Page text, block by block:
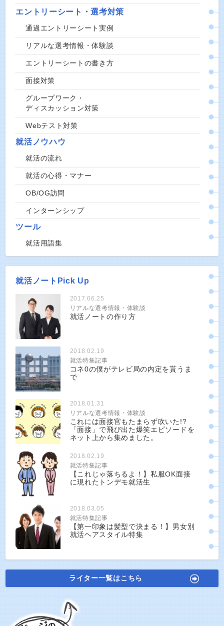
エントリーシート・選考対策
通過エントリーシート実例
リアルな選考情報・体験談
エントリーシートの書き方
面接対策
グループワーク・
ディスカッション対策
Webテスト対策
就活ノウハウ
就活の流れ
就活の心得・マナー
OB/OG訪問
インターンシップ
ツール
就活用語集
就活ノートPick Up
2017.06.25
リアルな選考情報・体験談
就活ノートの作り方
2018.02.19
就活特集記事
コネ0の僕がテレビ局の内定を貰うま
で
2018.01.31
リアルな選考情報・体験談
これには面接官もたまらず吹いた!?
「面接」で飛び出た爆笑エピソードを
ネット上から集めました。
2018.02.19
就活特集記事
【これじゃ落ちるよ！】私服OK面接
に現れたトンデモ就活生
2018.03.05
就活特集記事
【第一印象は髪型で決まる！】男女別
就活ヘアスタイル特集
ライター一覧はこちら